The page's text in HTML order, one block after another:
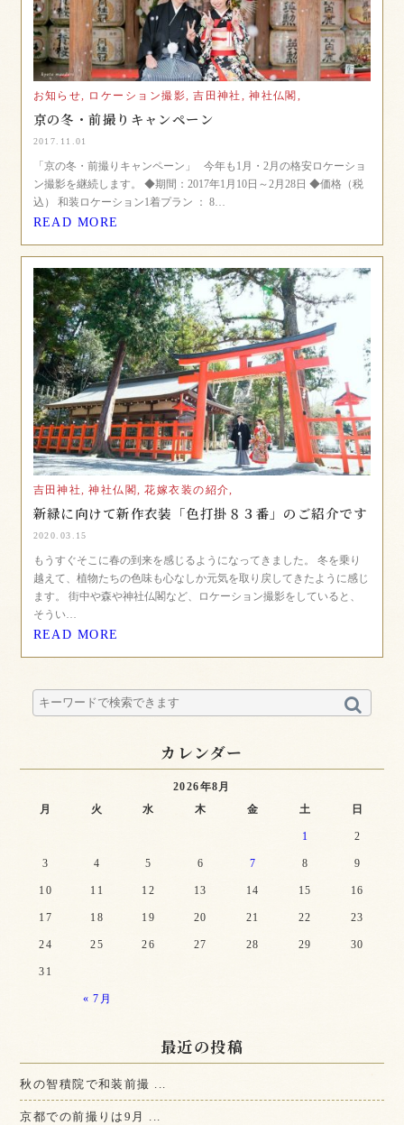
お知らせ, ロケーション撮影, 吉田神社, 神社仏閣,
京の冬・前撮りキャンペーン
2017.11.01
「京の冬・前撮りキャンペーン」 今年も1月・2月の格安ロケーショ
ン撮影を継続します。 ◆期間：2017年1月10日～2月28日 ◆価格（税
込） 和装ロケーション1着プラン ： 8…
READ MORE
吉田神社, 神社仏閣, 花嫁衣装の紹介,
新緑に向けて新作衣装「色打掛８３番」のご紹介です
2020.03.15
もうすぐそこに春の到来を感じるようになってきました。 冬を乗り
越えて、植物たちの色味も心なしか元気を取り戻してきたように感じ
ます。 街中や森や神社仏閣など、ロケーション撮影をしていると、
そうい…
READ MORE
カレンダー
2026年8月
月
火 水 木 金 土 日
« 7月
1 2
3 4 5 6 7 8 9
10 11 12 13 14 15 16
17 18 19 20 21 22 23
24 25 26 27 28 29 30
31
最近の投稿
秋の智積院で和装前撮 ...
京都での前撮りは9月 ...